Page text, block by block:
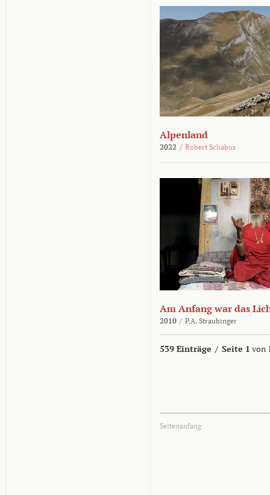
Alpenland
2022 / Robert Schabus
Am Anfang war das
2010 / P.A. Straubinger
539 Einträge / Seite 1 von
Seitenanfang